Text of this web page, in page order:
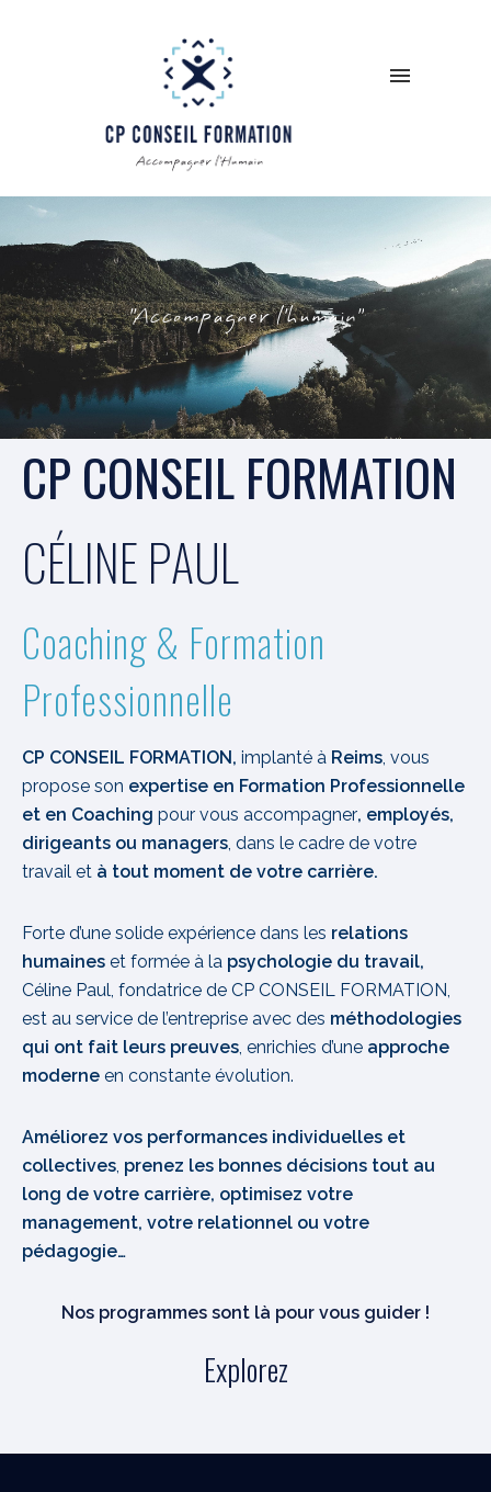
''Accompagner l'humain''
CP CONSEIL FORMATION
CÉLINEPAUL
Coaching & Formation
Professionnelle
CP CONSEIL FORMATION, implanté à Reims , vous
propose son expertise en Formation Professionnelle
et en Coaching pour vous accompagner, employés,
dirigeants ou managers , dans le cadre de votre
travail et à tout moment de votre carrière.
Forte d’une solide expérience dans les relations
humaines et formée à la psychologie du travail,
Céline Paul, fondatrice de CP CONSEIL FORMATION,
est au service de l’entreprise avec des méthodologies
qui ont fait leurs preuves , enrichies d’une approche
moderne en constante évolution.
Améliorez vos performances individuelles et
collectives prenez les bonnes décisions tout au
long de votre carrière, optimisez votre
management, votre relationnel ou votre
pédagogie…
Nos programmes sont là pour vous guider !
Explorez